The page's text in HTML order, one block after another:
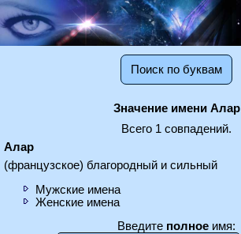
Поиск по буквам
Значение имени Алар
Всего 1 совпадений.
Алар
(французское) благородный и сильный
Мужские имена
Женские имена
Введите полное имя: